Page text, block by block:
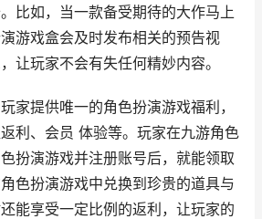
比如，当一款备受期待的大作马上
游戏盒会及时发布相关的预告视
让玩家不会有失任何精妙内容。
家提供唯一的角色扮演游戏福利，
利、会员 体验等。玩家在九游角色
扮演游戏并注册账号后，就能领取
色扮演游戏中兑换到珍贵的道具与
能享受一定比例的返利，让玩家的